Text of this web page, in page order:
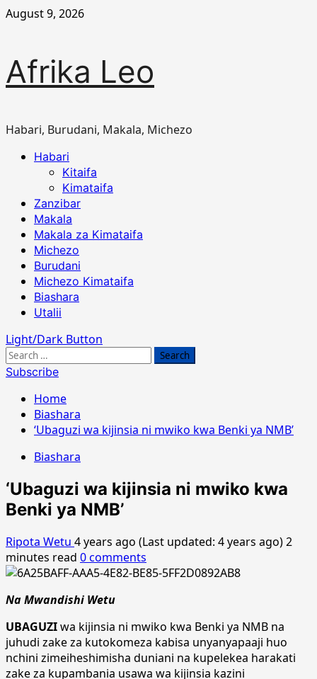
Skip
August 9, 2026
Afrika Leo
Habari, Burudani, Makala, Michezo
PrimaryHabari
Kitaifa
Kimataifa
Zanzibar
Makala
Makala za Kimataifa
Michezo
Burudani
Michezo Kimataifa
Biashara
Utalii
Light/Dark Button
Search
for:
Subscribe
Home
Biashara
‘Ubaguzi wa kijinsia ni mwiko kwa Benki ya NMB’
Biashara
‘Ubaguzi wa kijinsia ni mwiko kwa
Benki ya NMB’
Ripota Wetu 4 years ago (Last updated: 4 years ago)2
minutes read 0 comments
Na Mwandishi Wetu
UBAGUZIwa kijinsia ni mwiko kwa Benki ya NMB na
juhudi zake za kutokomeza kabisa unyanyapaaji huo
nchini zimeiheshimisha duniani na kupelekea harakati
zake za kupambania usawa wa kijinsia kazini